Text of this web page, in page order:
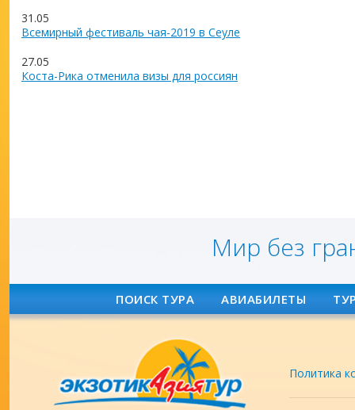
31.05
Всемирный фестиваль чая-2019 в Сеуле
27.05
Коста-Рика отменила визы для россиян
Мир без
ПОИСК ТУРА АВИАБИЛЕТЫ
Политика